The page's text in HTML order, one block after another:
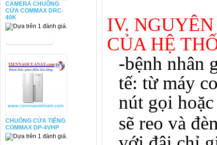
CAMERA CHUÔNG
CỬA COMMAX DRC-
40K
CHUÔNG CỬA TIẾNG
COMMAX DP-4VHP
IV.
CỦA HỆ
-bệnh nhân
tế: từ máy
nút gọi
sẽ reo và